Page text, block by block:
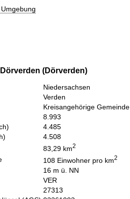
(Dörverden)
Niedersachsen
Verden
Kreisangehörige Gemeinde
8.993
4.485
4.508
83,29 km2
108 Einwohner pro km2
16 m ü. NN
VER
27313